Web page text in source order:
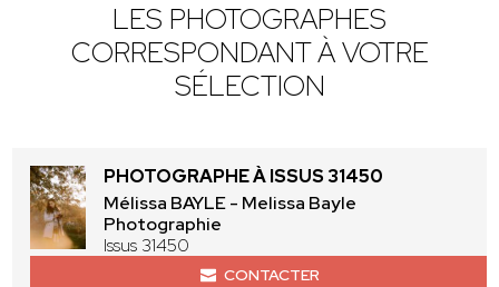
LES PHOTOGRAPHES
CORRESPONDANT À VOTRE
SÉLECTION
PHOTOGRAPHE À ISSUS 31450
Mélissa BAYLE - Melissa Bayle
Photographie
Issus 31450
CONTACTER